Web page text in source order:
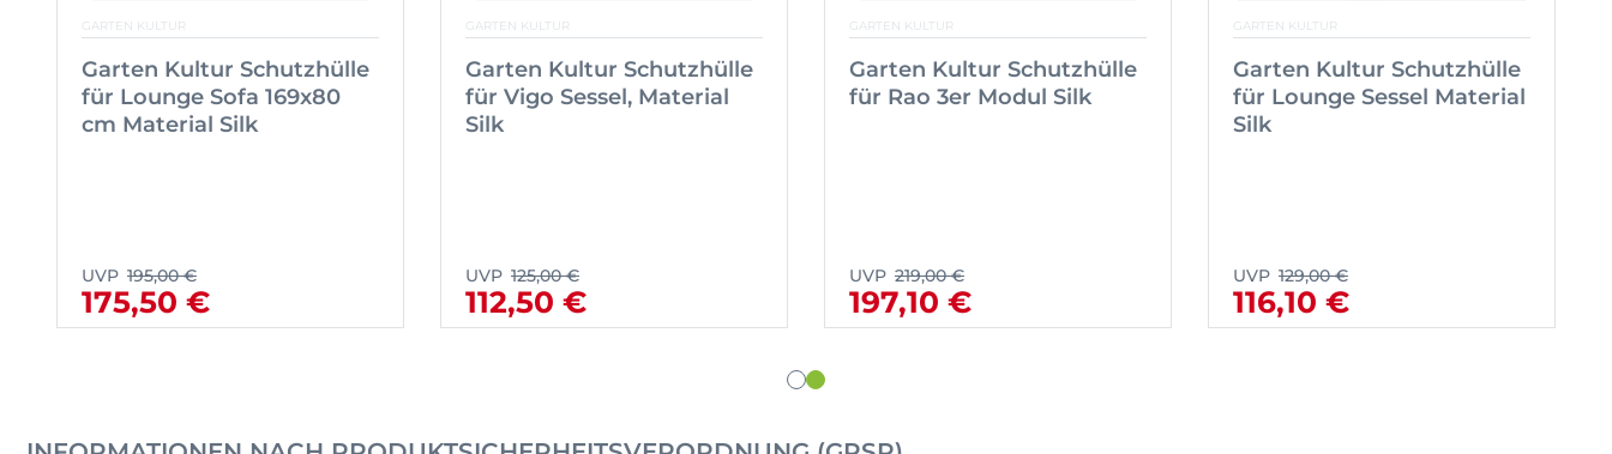
GARTEN KULTUR
Garten Kultur Schutzhülle
für Lounge Sofa 169x80
cm Material Silk
UVP 195,00 €
175,50 €
GARTEN KULTUR
Garten Kultur Schutzhülle
für Vigo Sessel, Material
Silk
UVP 125,00 €
112,50 €
GARTEN KULTUR
Garten Kultur Schutzhülle
für Rao 3er Modul Silk
UVP 219,00 €
197,10 €
GARTEN KULTUR
Garten Kultur Schutzhülle
für Lounge Sessel Material
Silk
UVP 129,00 €
116,10 €